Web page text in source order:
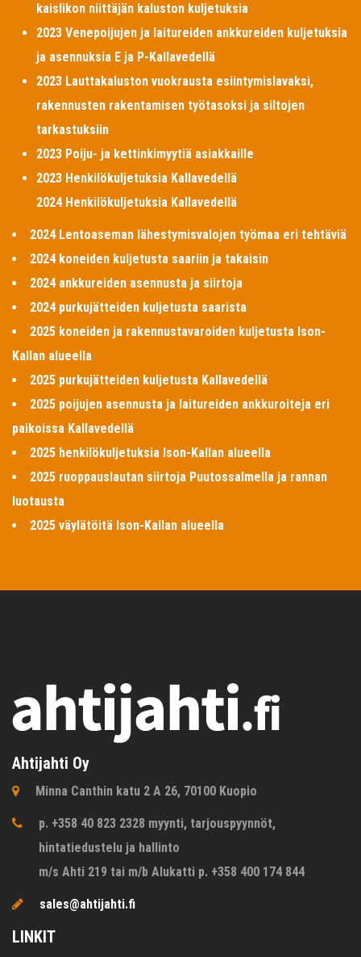
kaislikon niittäjän kaluston kuljetuksia
2023 Venepoijujen ja laitureiden ankkureiden kuljetuksia
ja asennuksia E ja P-Kallavedellä
2023 Lauttakaluston vuokrausta esiintymislavaksi,
rakennusten rakentamisen työtasoksi ja siltojen
tarkastuksiin
2023 Poiju- ja kettinkimyytiä asiakkaille
2023 Henkilökuljetuksia Kallavedellä
2024 Henkilökuljetuksia Kallavedellä
2024 Lentoaseman lähestymisvalojen työmaa eri tehtäviä
2024 koneiden kuljetusta saariin ja takaisin
2024 ankkureiden asennusta ja siirtoja
2024 purkujätteiden kuljetusta saarista
2025 koneiden ja rakennustavaroiden kuljetusta Ison-
Kallan alueella
2025 purkujätteiden kuljetusta Kallavedellä
2025 poijujen asennusta ja laitureiden ankkuroiteja eri
paikoissa Kallavedellä
2025 henkilökuljetuksia Ison-Kallan alueella
2025 ruoppauslautan siirtoja Puutossalmella ja rannan
luotausta
2025 väylätöitä Ison-Kallan alueella
Ahtijahti Oy
Minna Canthin katu 2 A 26, 70100 Kuopio
p. +358 40 823 2328 myynti, tarjouspyynnöt,
hintatiedustelu ja hallinto
m/s Ahti 219 tai m/b Alukatti p. +358 400 174 844
sales@ahtijahti.fi
LINKIT